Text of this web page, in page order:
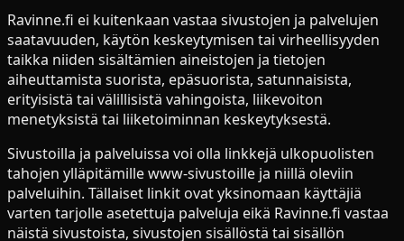
Ravinne.fi ei kuitenkaan vastaa sivustojen ja palvelujen
saatavuuden, käytön keskeytymisen tai virheellisyyden
taikka niiden sisältämien aineistojen ja tietojen
aiheuttamista suorista, epäsuorista, satunnaisista,
erityisistä tai välillisistä vahingoista, liikevoiton
menetyksistä tai liiketoiminnan keskeytyksestä.
Sivustoilla ja palveluissa voi olla linkkejä ulkopuolisten
tahojen ylläpitämille www-sivustoille ja niillä oleviin
palveluihin. Tällaiset linkit ovat yksinomaan käyttäjiä
varten tarjolle asetettuja palveluja eikä Ravinne.fi vastaa
näistä sivustoista, sivustojen sisällöstä tai sisällön